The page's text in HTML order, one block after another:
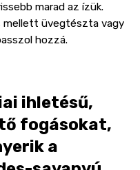
marad az ízük.
mellett üvegtészta vagy
hozzá.
ihletésű,
fogásokat,
a